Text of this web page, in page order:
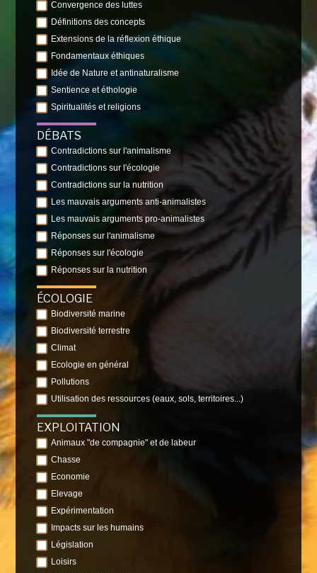
Convergence des luttes
Définitions des concepts
Extensions de la réflexion éthique
Fondamentaux éthiques
Idée de Nature et antinaturalisme
Sentience et éthologie
Spiritualités et religions
DÉBATS
Contradictions sur l'animalisme
Contradictions sur l'écologie
Contradictions sur la nutrition
Les mauvais arguments anti-animalistes
Les mauvais arguments pro-animalistes
Réponses sur l'animalisme
Réponses sur l'écologie
Réponses sur la nutrition
ÉCOLOGIE
Biodiversité marine
Biodiversité terrestre
Climat
Ecologie en général
Pollutions
Utilisation des ressources (eaux, sols, territoires...)
EXPLOITATION
Animaux "de compagnie" et de labeur
Chasse
Economie
Elevage
Expérimentation
Impacts sur les humains
Législation
Loisirs